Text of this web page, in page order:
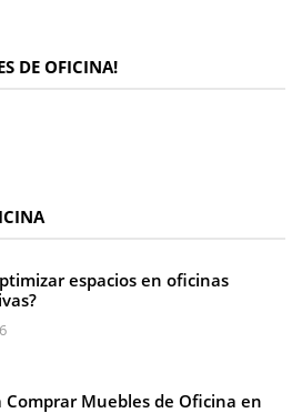
DE OFICINA!
espacios en oficinas
Comprar Muebles de Oficina en